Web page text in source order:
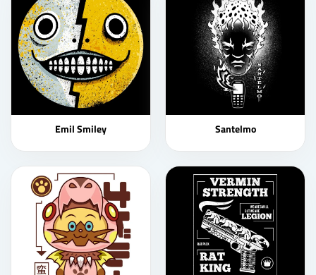
Emil Smiley Santelmo